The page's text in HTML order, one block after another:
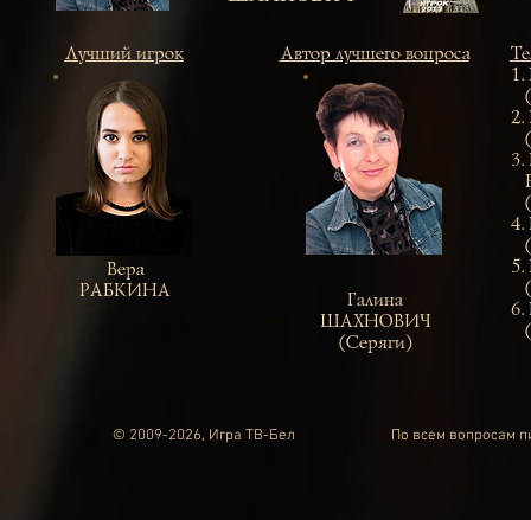
Лучший игрок
Вера
РАБКИНА
Автор лучшего вопроса
Галина
ШАХНОВИЧ
(Серяги)
1.
2.
4.
5.
6.
© 2009-2026, Игра ТВ-Бел По всем вопросам